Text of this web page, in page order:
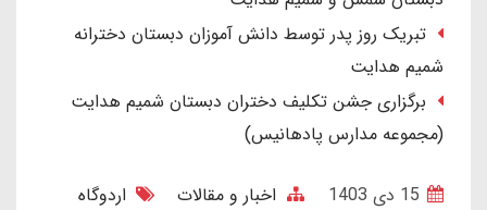
تبریک روز پدر توسط دانش آموزان دبستان دخترانه
شمیم هدایت
برگزاری جشن تکلیف دختران دبستان شمیم هدایت
(مجموعه مدارس پادهانیس)
اخبار و مقالات
اردوگاه